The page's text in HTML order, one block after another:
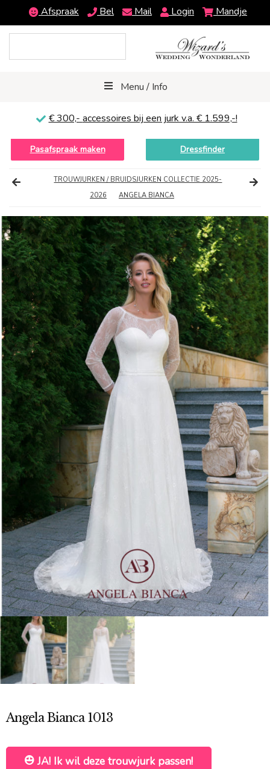
Afspraak Bel Mail Login Mandje
Menu / Info
€ 300,- accessoires bij een jurk v.a. € 1.599,-!
Pasafspraak maken Dressfinder
TROUWJURKEN / BRUIDSJURKEN COLLECTIE 2025-
2026
ANGELA BIANCA
Angela Bianca 1013
JA! Ik wil deze trouwjurk passen!